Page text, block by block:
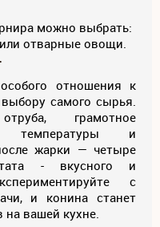
можно выбрать:
отварные овощи.
отношения к
самого сырья.
грамотное
температуры и
жарки — четыре
- вкусного и
с
и конина станет
вашей кухне.